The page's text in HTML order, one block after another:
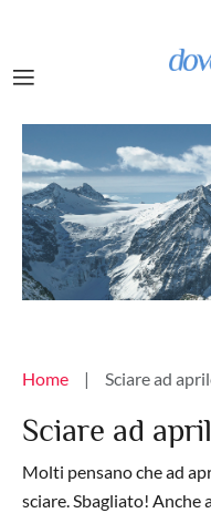
Briciole di pane
Home Sciare ad
Sciare ad
Molti pensano che ad
sciare. Sbagliato! Anche